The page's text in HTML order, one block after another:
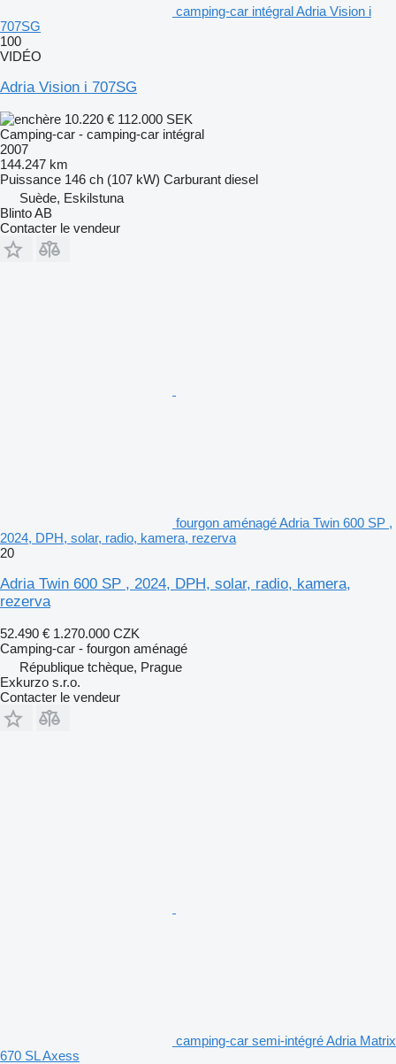
camping‐car intégral Adria Vision i
707SG
100
VIDÉO
Adria Vision i 707SG
10.220 € 112.000 SEK
Camping-car - camping‐car intégral
2007
144.247 km
Puissance 146 ch (107 kW) Carburant diesel
Suède, Eskilstuna
Blinto AB
Contacter le vendeur
fourgon aménagé Adria Twin 600 SP ,
2024, DPH, solar, radio, kamera, rezerva
20
Adria Twin 600 SP , 2024, DPH, solar, radio, kamera,
rezerva
52.490 € 1.270.000 CZK
Camping-car - fourgon aménagé
République tchèque, Prague
Exkurzo s.r.o.
Contacter le vendeur
camping-car semi-intégré Adria Matrix
670 SL Axess